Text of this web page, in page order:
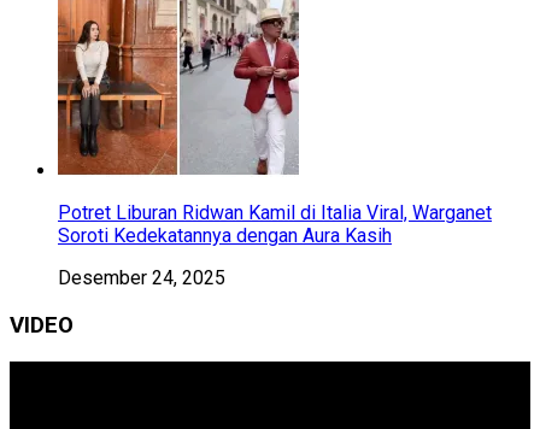
Potret Liburan Ridwan Kamil di Italia Viral, Warganet
Soroti Kedekatannya dengan Aura Kasih
Desember 24, 2025
VIDEO